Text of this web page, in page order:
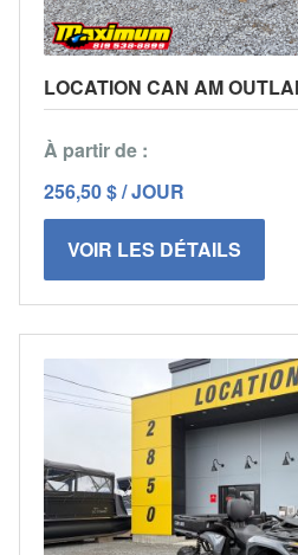
LOCATION CAN AM
À partir de :
256,50 $ / JOUR
VOIR LES DÉTAILS